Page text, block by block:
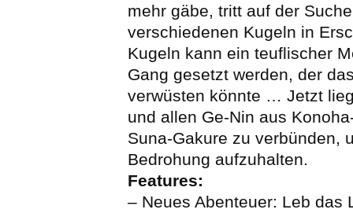
mehr gäbe, tritt auf der
verschiedenen Kugeln in
Kugeln kann ein teuflischer
Gang gesetzt werden, der
verwüsten könnte … Jetzt
und allen Ge-Nin aus
Suna-Gakure zu verbünden,
Bedrohung aufzuhalten.
Features:
– Neues Abenteuer: Leb das